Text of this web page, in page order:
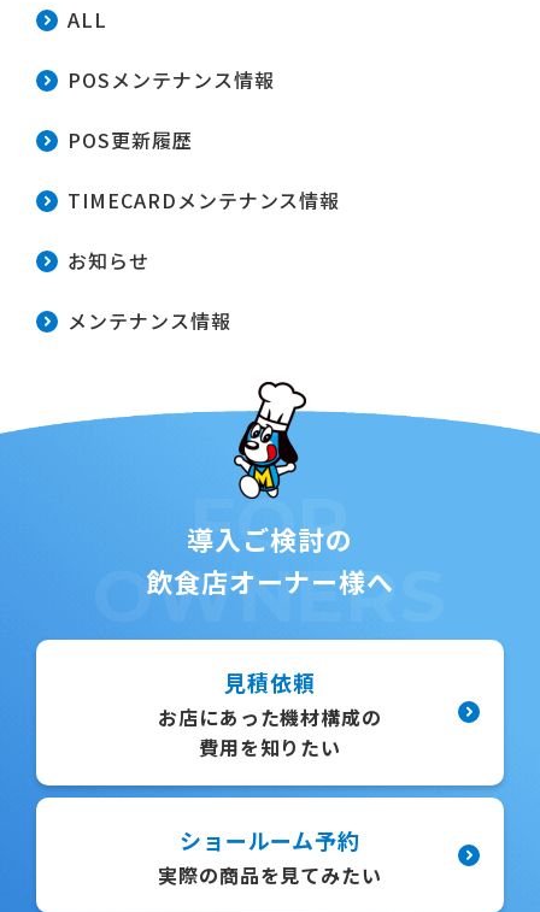
ALL
POSメンテナンス情報
POS更新履歴
TIMECARDメンテナンス情報
お知らせ
メンテナンス情報
導入ご検討の
飲食店オーナー様へ
FOR
OWNERS
見積依頼
お店にあった機材構成の
費用を知りたい
ショールーム予約
実際の商品を見てみたい